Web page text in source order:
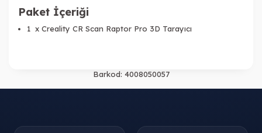
Paket İçeriği
1 x Creality CR Scan Raptor Pro 3D Tarayıcı
Barkod: 4008050057